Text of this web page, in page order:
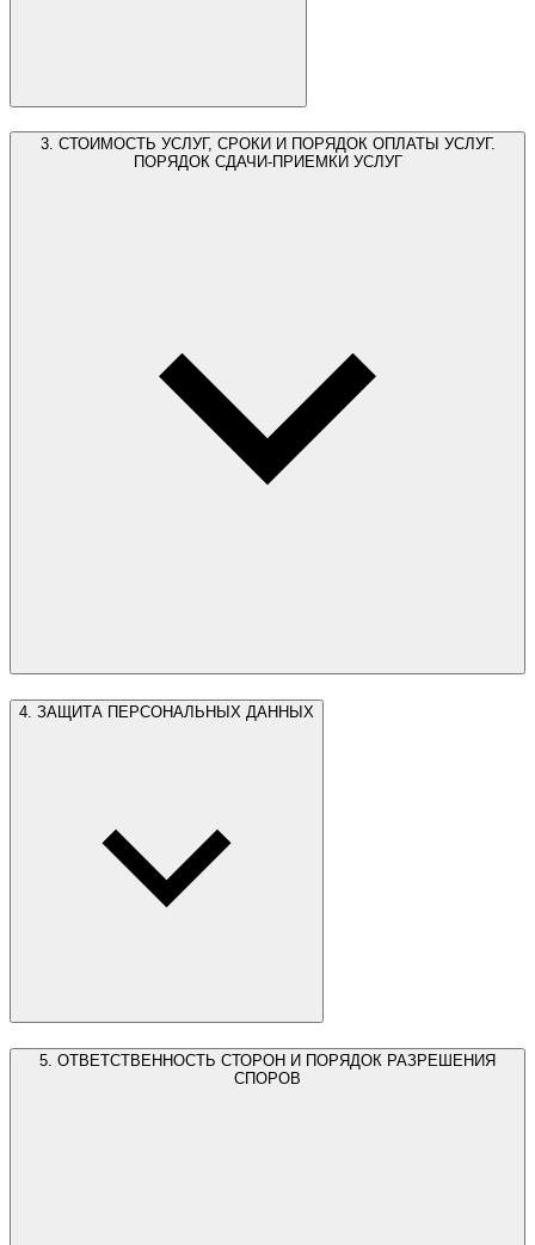
3. СТОИМОСТЬ УСЛУГ, СРОКИ И ПОРЯДОК ОПЛАТЫ УСЛУГ.
ПОРЯДОК СДАЧИ-ПРИЕМКИ УСЛУГ
4. ЗАЩИТА ПЕРСОНАЛЬНЫХ ДАННЫХ
5. ОТВЕТСТВЕННОСТЬ СТОРОН И ПОРЯДОК РАЗРЕШЕНИЯ
СПОРОВ